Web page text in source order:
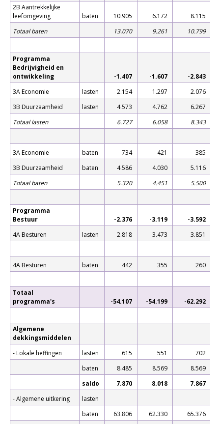
2B Aantrekkelijke
leefomgeving
baten 10.905 6.172
8.115
Totaal baten
13.070 9.261 10.799
Programma
Bedrijvigheid en
ontwikkeling
-1.407 -1.607
-2.843
3A Economie
lasten 2.154 1.297
2.076
3B Duurzaamheid
lasten 4.573 4.762
6.267
Totaal lasten
6.727 6.058 8.343
3A Economie baten 734 421
385
3B Duurzaamheid
baten 4.586 4.030
5.116
Totaal baten
5.320 4.451 5.500
Programma
Bestuur
-2.376 -3.119
-3.592
4A Besturen
lasten 2.818 3.473 3.851
4A Besturen baten 442 355 260
Totaal
programma's
-54.107 -54.199 -62.292
Algemene
dekkingsmiddelen
- Lokale heffingen
lasten 615 551
702
baten
8.485 8.569
8.569
saldo
7.870 8.018
7.867
- Algemene uitkering
lasten
baten
63.806 62.330
65.376